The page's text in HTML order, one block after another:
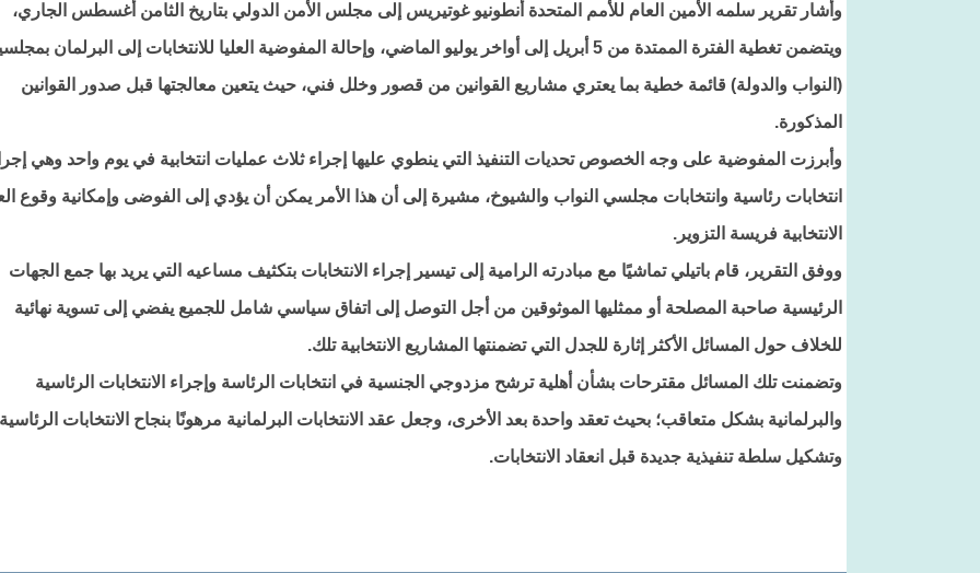
وأشار تقرير سلمه الأمين العام للأمم المتحدة أنطونيو غوتيريس إلى مجلس الأمن الدولي بتاريخ الثامن أغسطس الجاري،
ويتضمن تغطية الفترة الممتدة من 5 أبريل إلى أواخر يوليو الماضي، وإحالة المفوضية العليا للانتخابات إلى البرلمان
(النواب والدولة) قائمة خطية بما يعتري مشاريع القوانين من قصور وخلل فني، حيث يتعين معالجتها قبل صدور القوانين
المذكورة.
وأبرزت المفوضية على وجه الخصوص تحديات التنفيذ التي ينطوي عليها إجراء ثلاث عمليات انتخابية في يوم واحد وهي
انتخابات رئاسية وانتخابات مجلسي النواب والشيوخ، مشيرة إلى أن هذا الأمر يمكن أن يؤدي إلى الفوضى وإمكانية وقوع
الانتخابية فريسة التزوير.
ووفق التقرير، قام باتيلي تماشيًا مع مبادرته الرامية إلى تيسير إجراء الانتخابات بتكثيف مساعيه التي يريد بها جمع الجهات
الرئيسية صاحبة المصلحة أو ممثليها الموثوقين من أجل التوصل إلى اتفاق سياسي شامل للجميع يفضي إلى تسوية نهائية
للخلاف حول المسائل الأكثر إثارة للجدل التي تضمنتها المشاريع الانتخابية تلك.
وتضمنت تلك المسائل مقترحات بشأن أهلية ترشح مزدوجي الجنسية في انتخابات الرئاسة وإجراء الانتخابات الرئاسية
والبرلمانية بشكل متعاقب؛ بحيث تعقد واحدة بعد الأخرى، وجعل عقد الانتخابات البرلمانية مرهونًا بنجاح الانتخابات الرئاسية
وتشكيل سلطة تنفيذية جديدة قبل انعقاد الانتخابات.